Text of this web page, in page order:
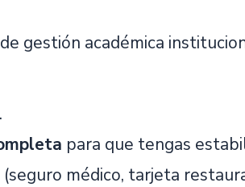
gestión académica
para que tengas
(seguro médico, tarjeta